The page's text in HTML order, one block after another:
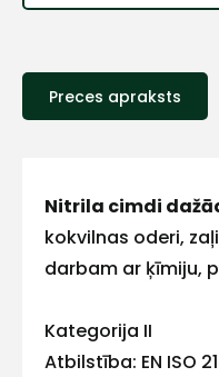
Preces apraksts
Nitrila cimdi
kokvilnas oderi,
darbam ar ķīmiju,
Kategorija II
Atbilstība: EN ISO